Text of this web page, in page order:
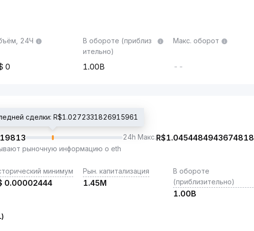
24Ч
0
В обороте (приблиз
ительно)
1.00B
Макс. оборот
--
сделки: R$1.0272331826915961
24h Макс.R$1.0454484943674818
рыночную информацию о eth
минимум
0.00002444
Рын. капитализация
1.45M
В обороте
(приблизительно)
1.00B